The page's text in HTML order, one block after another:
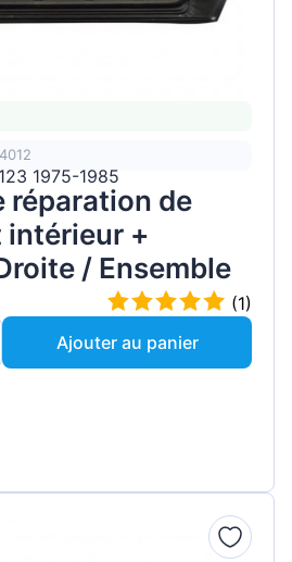
1975-1985
réparation de
intérieur +
/ Ensemble
(1)
Ajouter au panier